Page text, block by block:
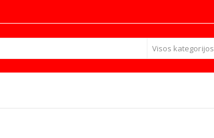
Visos kategorijos